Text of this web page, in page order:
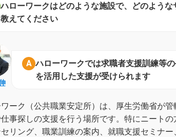
ハローワークはどのような施設で、どのよう
教えてください
ハローワークでは求職者支援訓練等
を活用した支援が受けられます
ーク（公共職業安定所）は、厚生労働省が
事探しの支援を行う場所です。特にニート
リング、職業訓練の案内、就職支援セミナ